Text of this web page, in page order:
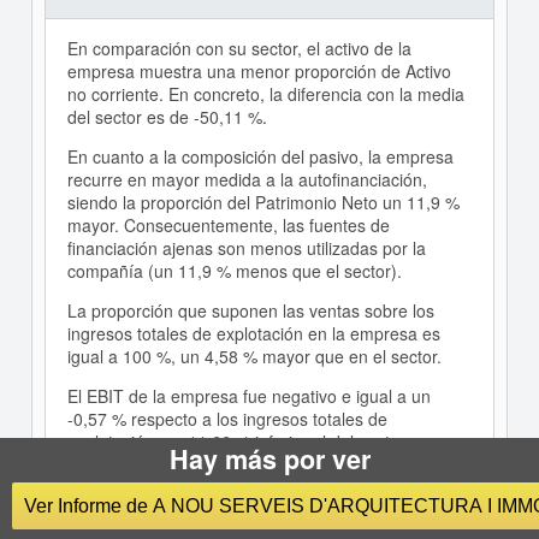
En comparación con su sector, el activo de la
empresa muestra una menor proporción de Activo
no corriente. En concreto, la diferencia con la media
del sector es de -50,11 %.
En cuanto a la composición del pasivo, la empresa
recurre en mayor medida a la autofinanciación,
siendo la proporción del Patrimonio Neto un 11,9 %
mayor. Consecuentemente, las fuentes de
financiación ajenas son menos utilizadas por la
compañía (un 11,9 % menos que el sector).
La proporción que suponen las ventas sobre los
ingresos totales de explotación en la empresa es
igual a 100 %, un 4,58 % mayor que en el sector.
El EBIT de la empresa fue negativo e igual a un
-0,57 % respecto a los ingresos totales de
explotación, un 11,66 % inferior al del sector.
La capacidad de la empresa para generar beneficios
de explotación es inferior a la del sector ya que su
ratio EBIT/Ventas es menor (-0,01 frente a 0,12).
Hay más por ver
Ver Informe de A NOU SERVEIS D'ARQUITECTURA I